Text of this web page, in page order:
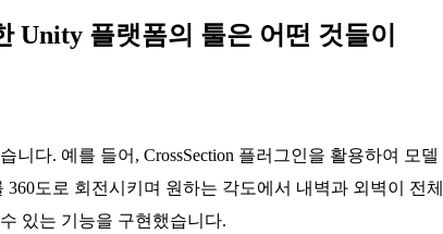
Unity 플랫폼의 툴은 어떤 것들이
다. 예를 들어, CrossSection 플러그인을 활용하여 모델
도로 회전시키며 원하는 각도에서 내벽과 외벽이 전체
있는 기능을 구현했습니다.